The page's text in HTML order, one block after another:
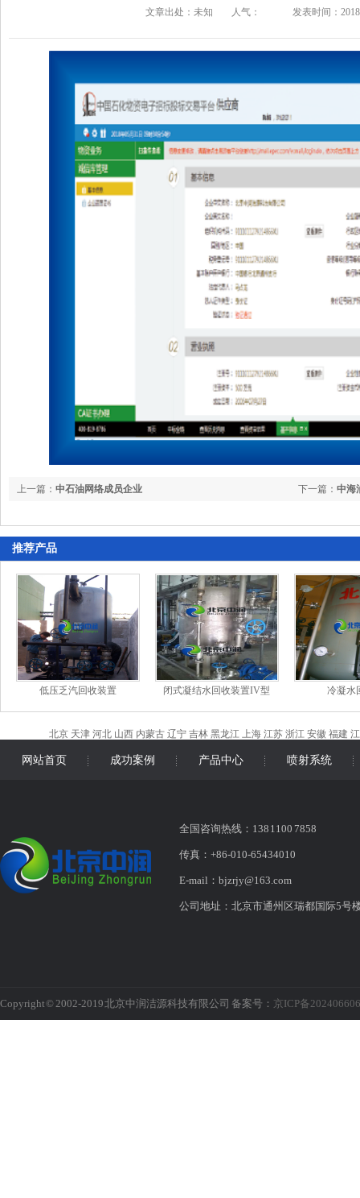
文章出处：未知 人气： 发表时间：
下一篇： 中海
上一篇： 中石油网络成员企业
推荐产品
低压乏汽回收装置 闭式凝结水回收装置IV型 冷凝水
北京 天津 河北 山西 内蒙古 辽宁 吉林 黑龙江 上海 江苏 浙江 安徽 福建
网站首页 成功案例 产品中心 喷射系统
全国咨询热线：138 1100 7858
传真：+86-010-65434010
E-mail：bjzrjy@163.com
公司地址：北京市通州区瑞都国际5号
Copyright © 2002-2019 北京中润洁源科技有限公司 备案号： 京ICP备